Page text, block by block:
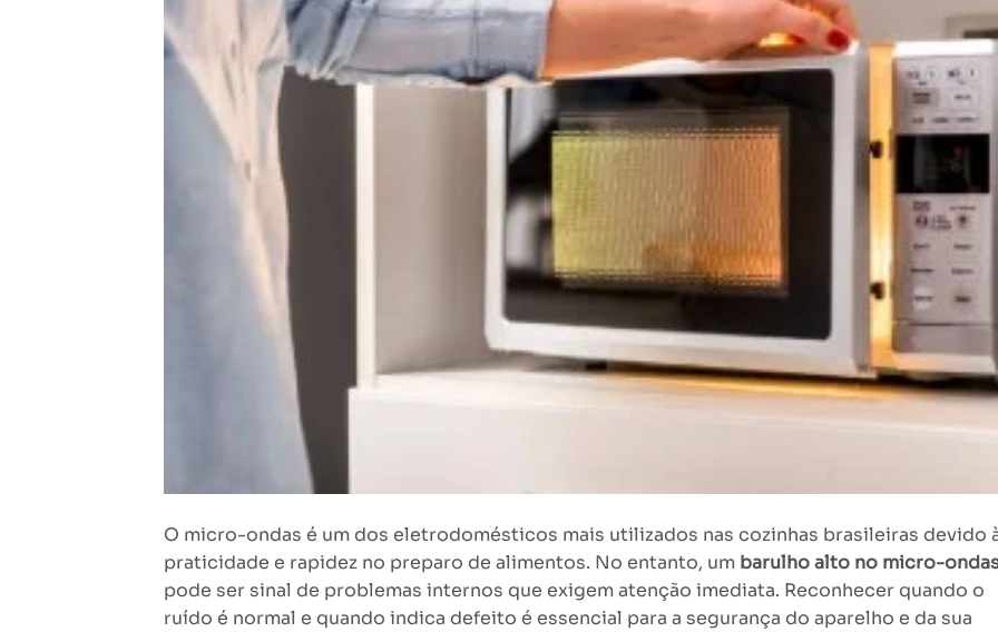
O micro-ondas é um dos eletrodomésticos mais utilizados nas cozinhas brasileiras devido
praticidade e rapidez no preparo de alimentos. No entanto, um barulho alto no micro-
pode ser sinal de problemas internos que exigem atenção imediata. Reconhecer quando o
ruído é normal e quando indica defeito é essencial para a segurança do aparelho e da sua